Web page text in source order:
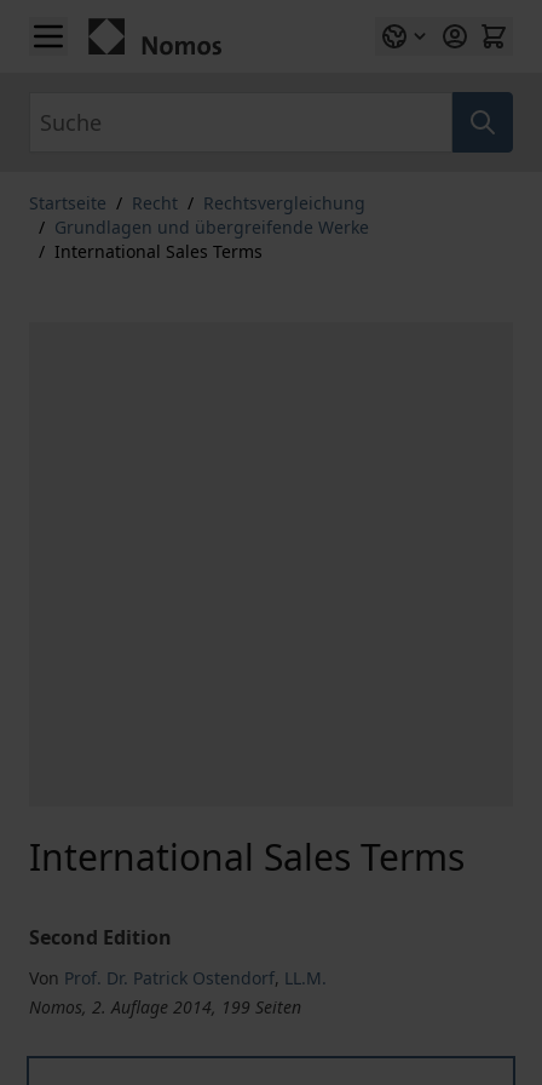
Zum Inhalt springen
Startseite / Recht / Rechtsvergleichung
/ Grundlagen und übergreifende Werke
/ International Sales Terms
International Sales Terms
Second Edition
Von Prof. Dr. Patrick Ostendorf, LL.M.
Nomos, 2. Auflage 2014, 199 Seiten